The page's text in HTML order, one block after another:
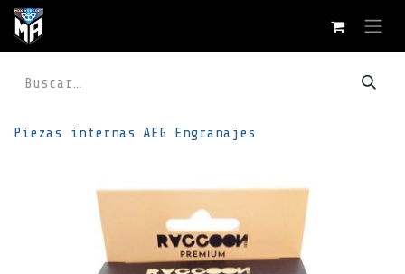
Ir al contenido
Piezas internas AEG Engranajes